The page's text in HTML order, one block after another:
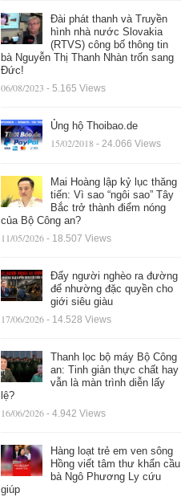
Đài phát thanh và Truyền
hình nhà nước Slovakia
(RTVS) công bố thông tin
bà Nguyễn Thị Thanh Nhàn trốn sang
Đức!
06/08/2023 - 5.165 Views
Ủng hộ Thoibao.de
15/02/2018 - 24.066 Views
Mai Hoàng lập kỷ lục thăng
tiến: Vì sao “ngôi sao” Tây
Bắc trở thành điểm nóng
của Bộ Công an?
11/05/2026 - 18.507 Views
Đẩy người nghèo ra đường
để nhường đặc quyền cho
giới siêu giàu
17/06/2026 - 14.528 Views
Thanh lọc bộ máy Bộ Công
an: Tinh giản thực chất hay
vẫn là màn trình diễn lấy
lệ?
16/06/2026 - 4.942 Views
Hàng loạt trẻ em ven sông
Hồng viết tâm thư khẩn cầu
bà Ngô Phương Ly cứu
giúp